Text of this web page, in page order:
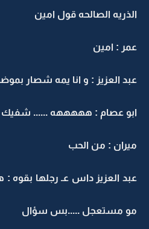
الذريه الصالحه قول امين
عمر : امين
عبد العزيز : و انا يمه شصار
ابو عصام : هههههه ......
ميران : من الحب
عبد العزيز داس عـ رجلها بقوه
مو مستعجل .....بس سؤال